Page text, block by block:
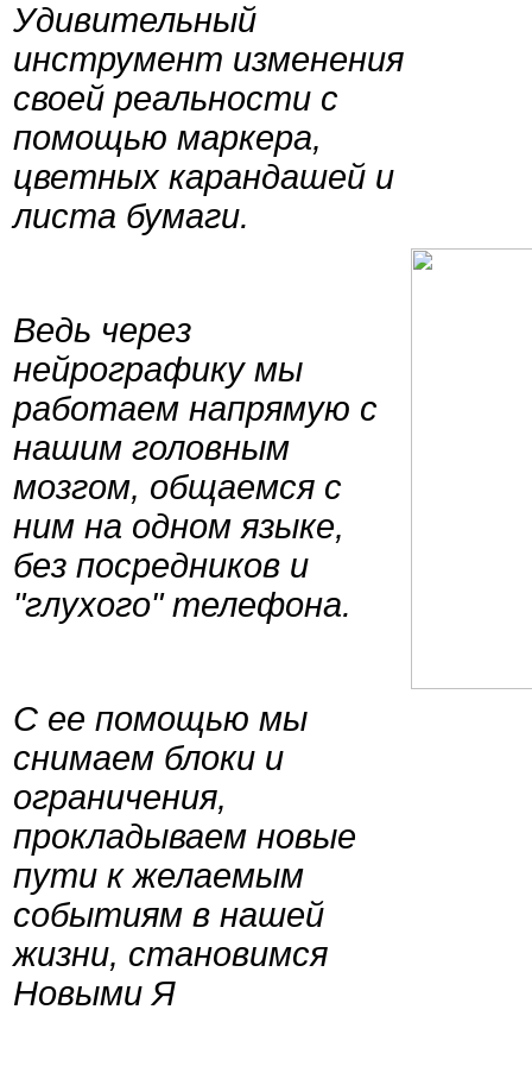
Удивительный
инструмент изменения
своей реальности с
помощью маркера,
цветных карандашей и
листа бумаги.
Ведь через
нейрографику мы
работаем напрямую с
нашим головным
мозгом, общаемся с
ним на одном языке,
без посредников и
"глухого" телефона.
С ее помощью мы
снимаем блоки и
ограничения,
прокладываем новые
пути к желаемым
событиям в нашей
жизни, становимся
Новыми Я